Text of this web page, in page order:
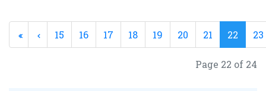
15 16 17 18 19 20 21 22 23
Page 22 of 24